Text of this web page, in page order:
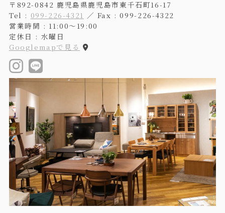
〒892-0842 鹿児島県鹿児島市東千石町16-17
Tel : 099-226-4321 ／ Fax : 099-226-4322
営業時間 : 11:00〜19:00
定休日 : 水曜日
Googlemapで見る